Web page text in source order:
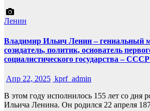
Ленин
Владимир Ильич Ленин – гениальный
созидатель, политик, основатель
социалистического государства –
Апр 22, 2025 kprf_admin
В этом году исполнилось 155 лет со дня
Ильича Ленина. Он родился 22 апреля